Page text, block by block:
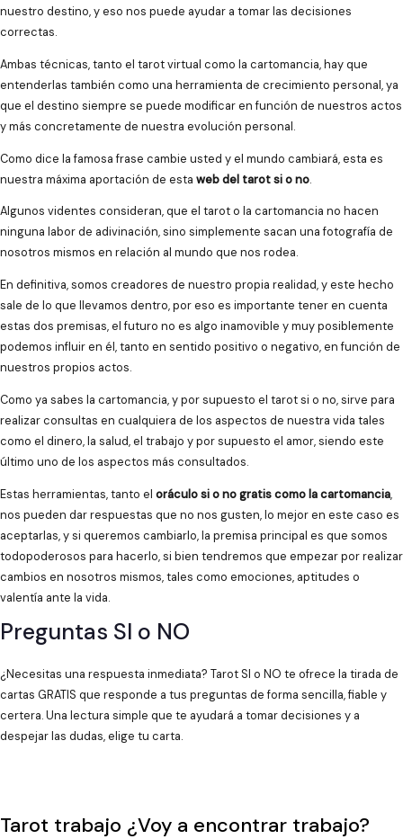
nuestro destino, y eso nos puede ayudar a tomar las decisiones
correctas.
Ambas técnicas, tanto el tarot virtual como la cartomancia, hay que
entenderlas también como una herramienta de crecimiento personal, ya
que el destino siempre se puede modificar en función de nuestros actos
y más concretamente de nuestra evolución personal.
Como dice la famosa frase cambie usted y el mundo cambiará, esta es
nuestra máxima aportación de esta web del tarot si o no.
Algunos videntes consideran, que el tarot o la cartomancia no hacen
ninguna labor de adivinación, sino simplemente sacan una fotografía de
nosotros mismos en relación al mundo que nos rodea.
En definitiva, somos creadores de nuestro propia realidad, y este hecho
sale de lo que llevamos dentro, por eso es importante tener en cuenta
estas dos premisas, el futuro no es algo inamovible y muy posiblemente
podemos influir en él, tanto en sentido positivo o negativo, en función de
nuestros propios actos.
Como ya sabes la cartomancia, y por supuesto el tarot si o no, sirve para
realizar consultas en cualquiera de los aspectos de nuestra vida tales
como el dinero, la salud, el trabajo y por supuesto el amor, siendo este
último uno de los aspectos más consultados.
Estas herramientas, tanto el oráculo si o no gratis como la cartomancia,
nos pueden dar respuestas que no nos gusten, lo mejor en este caso es
aceptarlas, y si queremos cambiarlo, la premisa principal es que somos
todopoderosos para hacerlo, si bien tendremos que empezar por realizar
cambios en nosotros mismos, tales como emociones, aptitudes o
valentía ante la vida.
Preguntas SI o NO
¿Necesitas una respuesta inmediata? Tarot SI o NO te ofrece la tirada de
cartas GRATIS que responde a tus preguntas de forma sencilla, fiable y
certera. Una lectura simple que te ayudará a tomar decisiones y a
despejar las dudas, elige tu carta.
Tarot trabajo ¿Voy a encontrar trabajo?